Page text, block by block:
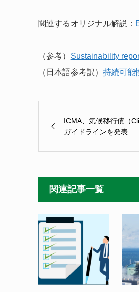
関連するオリジナル解説：
（参考） Sustainability
（日本語参考訳） 持続可能
ICMA、気候移行債（
ガイドラインを発表
関連記事一覧